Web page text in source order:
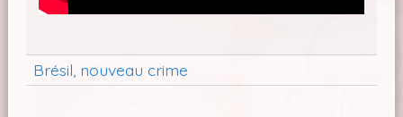
Brésil, nouveau crime